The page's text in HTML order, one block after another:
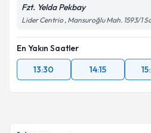
Fzt. Yelda Pekbay
Lider Centrio , Mansuroğlu Mah. 1593/1
En Yakın Saatler
13:30
14:15